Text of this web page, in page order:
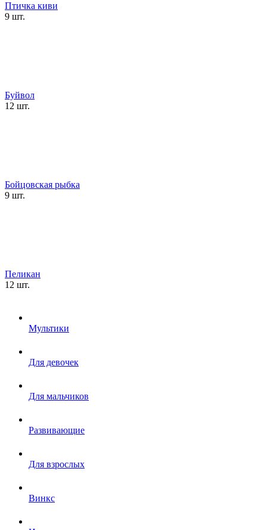
Птичка киви
9 шт.
Буйвол
12 шт.
Бойцовская рыбка
9 шт.
Пеликан
12 шт.
Мультики
Для девочек
Для мальчиков
Развивающие
Для взрослых
Винкс